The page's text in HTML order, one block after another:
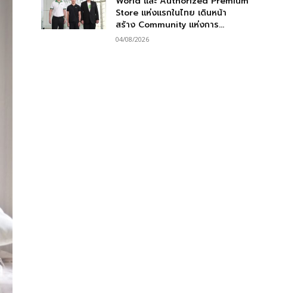
Store แห่งแรกในไทย เดินหน้า
สร้าง Community แห่งการ...
04/08/2026